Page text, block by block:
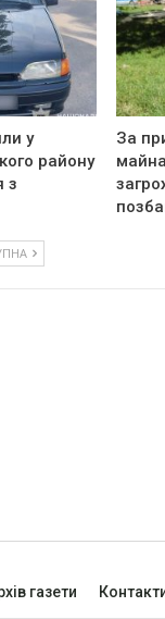
у
району
з
За
газети